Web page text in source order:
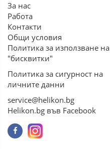
За нас
Работа
Контакти
Общи условия
Политика за използване на
"бисквитки"
Политика за сигурност на
личните данни
service@helikon.bg
Helikon.bg във Facebook